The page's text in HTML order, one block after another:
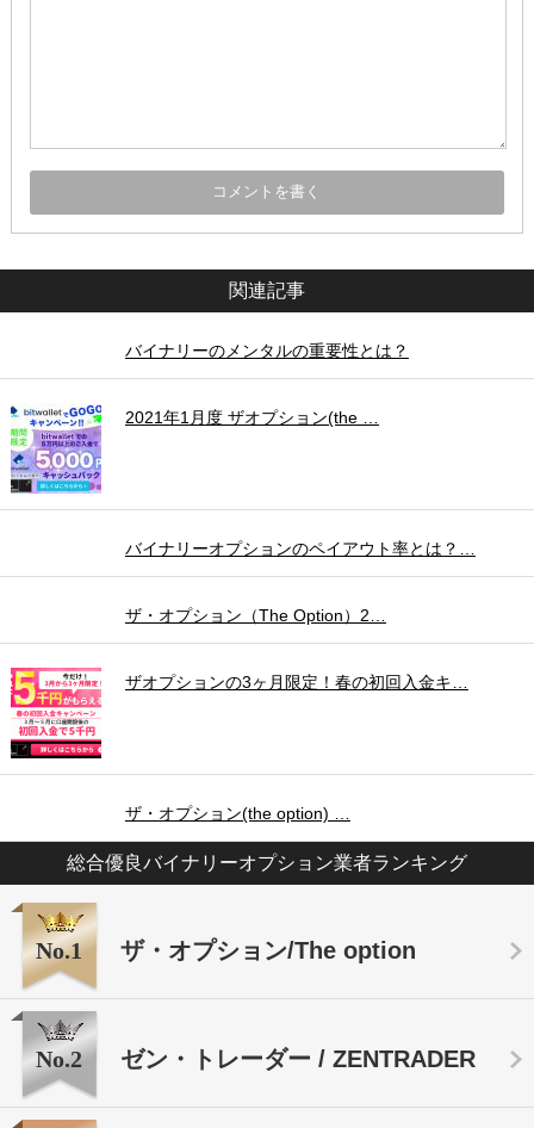
関連記事
バイナリーのメンタルの重要性とは？
2021年1月度 ザオプション(the …
バイナリーオプションのペイアウト率とは？…
ザ・オプション（The Option）2…
ザオプションの3ヶ月限定！春の初回入金キ…
ザ・オプション(the option) …
総合優良バイナリーオプション業者ランキング
No.1 ザ・オプション/The option
No.2 ゼン・トレーダー / ZENTRADER